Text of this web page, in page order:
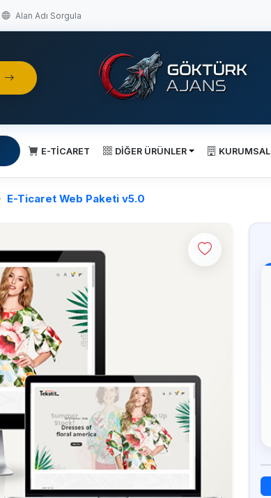
Alan Adı Sorgula
E-TİCARET DİĞER ÜRÜNLER KURUMSAL
E-Ticaret Web Paketi v5.0